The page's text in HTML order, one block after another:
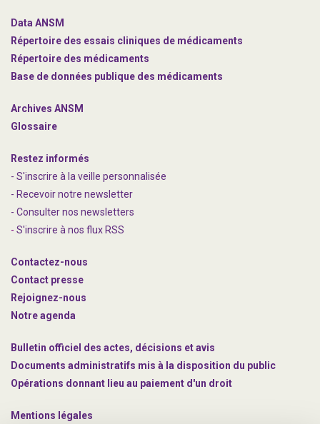
Data ANSM
Répertoire des essais cliniques de médicaments
Répertoire des médicaments
Base de données publique des médicaments
Archives ANSM
Glossaire
Restez informés
- S'inscrire à la veille personnalisée
- Recevoir notre newsletter
- Consulter nos newsletters
- S'inscrire à nos flux RSS
Contactez-nous
Contact presse
Rejoignez-nous
Notre agenda
Bulletin officiel des actes, décisions et avis
Documents administratifs mis à la disposition du public
Opérations donnant lieu au paiement d'un droit
Mentions légales